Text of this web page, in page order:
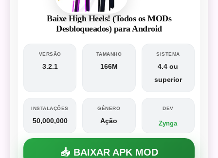
Baixe High Heels! (Todos os MODs
Desbloqueados) para Android
VERSÃO
3.2.1
TAMANHO
166M
SISTEMA
4.4 ou
superior
INSTALAÇÕES
50,000,000
GÊNERO
Ação
DEV
Zynga
📥 BAIXAR APK MOD